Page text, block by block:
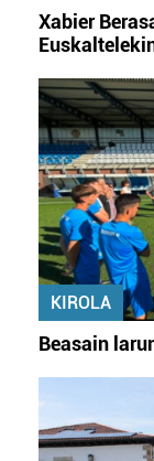
Xabier
KIROLA
Beasain